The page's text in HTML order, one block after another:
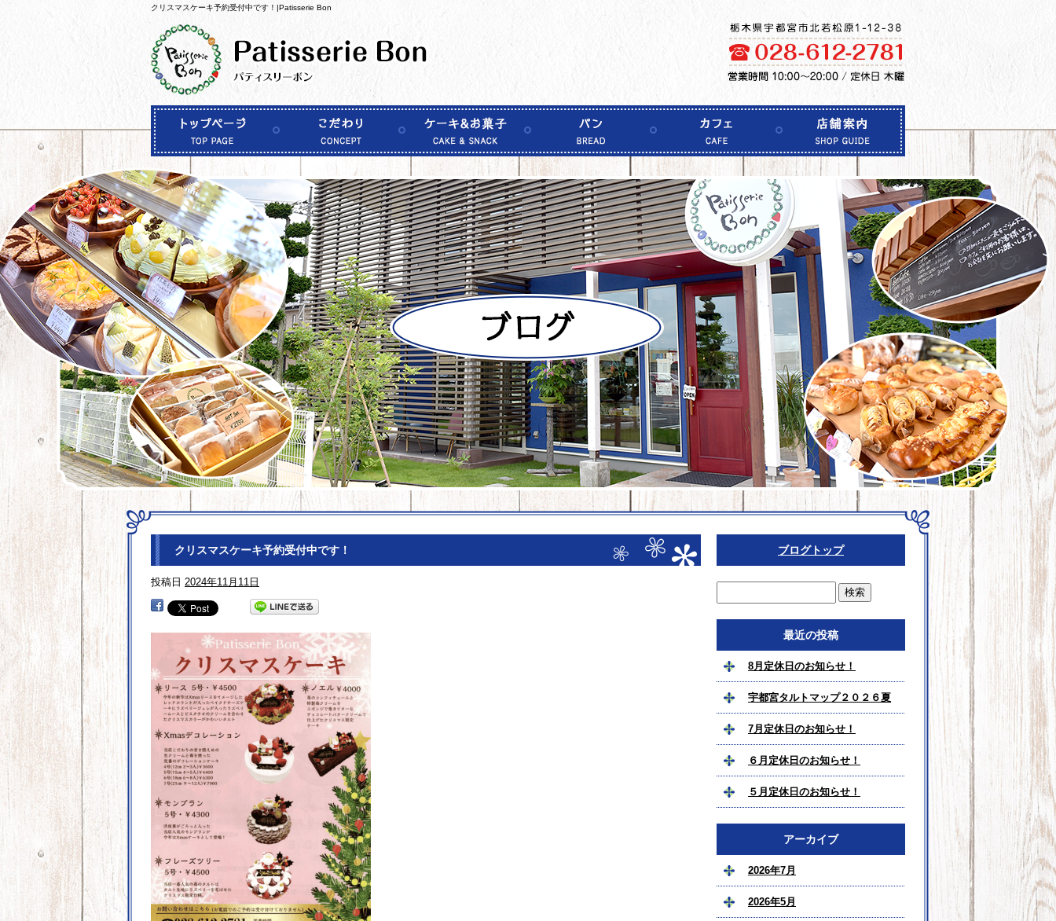
クリスマスケーキ予約受付中です！|Patisserie Bon
クリスマスケーキ予約受付中です！
投稿日 2024年11月11日
ブログトップ
最近の投稿
8月定休日のお知らせ！
宇都宮タルトマップ２０２６夏
7月定休日のお知らせ！
６月定休日のお知らせ！
５月定休日のお知らせ！
アーカイブ
2026年7月
2026年5月